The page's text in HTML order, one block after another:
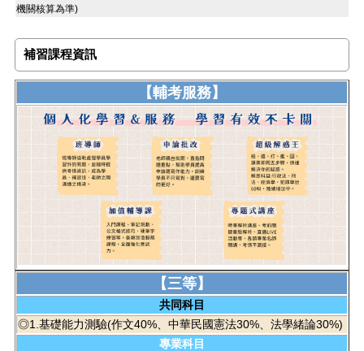
機關核算為準)
補習課程資訊
【輔考服務】
【三等】
共同科目
◎1.基礎能力測驗(作文40%、中華民國憲法30%、法學緒論30%)
專業科目